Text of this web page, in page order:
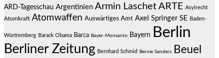
ARD-Tagesschau Argentinien Armin Laschet ARTE Asylrecht
Atomkraft Atomwaffen Auswärtiges Amt Axel Springer SE Baden-
Württemberg Barack Obama Barca Bayer-Monsanto Bayern Berlin
Berliner Zeitung Bernhard Schmid Bernie Sanders Beuel